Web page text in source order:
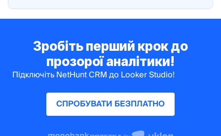
Зробіть перший крок до
прозорої аналітики!
Підключіть NetHunt CRM до Looker Studio!
СПРОБУВАТИ БЕЗПЛАТНО